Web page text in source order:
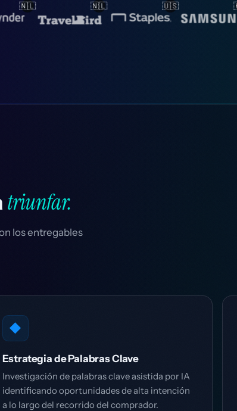
🇺🇸 🇰🇷 🇳🇴
triunfar.
los entregables
◆
Estrategia de Palabras Clave
Investigación de palabras clave asistida por IA
identificando oportunidades de alta intención
a lo largo del recorrido del comprador.